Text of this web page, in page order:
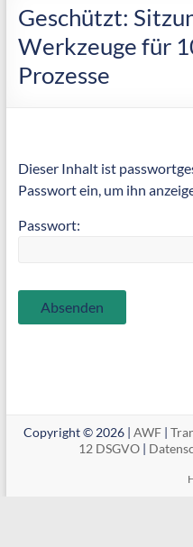
wirtschaftliche
Fertigung
Geschützt:
Werkzeuge für
Prozesse
Dieser Inhalt ist
Passwort ein, um ihn
Passwort:
Copyright © 2026 |AWF |
12 DSGVO|